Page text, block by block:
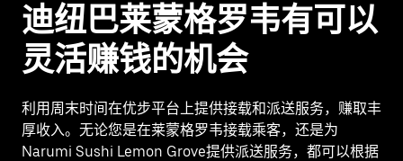
迪纽巴莱蒙格罗韦有可以
灵活赚钱的机会
利用周末时间在优步平台上提供接载和派送服务，赚取丰
厚收入。无论您是在莱蒙格罗韦接载乘客，还是为
Narumi Sushi Lemon Grove提供派送服务，都可以根据